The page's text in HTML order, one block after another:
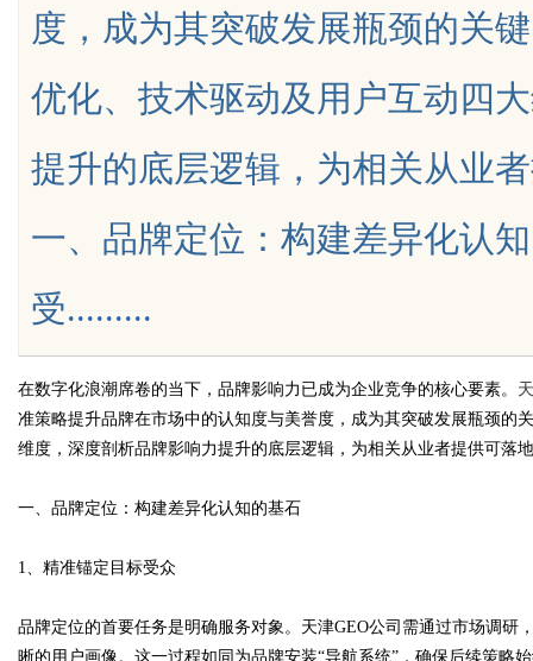
uz
Bo
度，成为其突破发展瓶颈的关
优化、技术驱动及用户互动四
提升的底层逻辑，为相关从业
一、品牌定位：构建差异化认
受.........
在数字化浪潮席卷的当下，品牌影响力已成为企业竞争的核心要素。
准策略提升品牌在市场中的认知度与美誉度，成为其突破发展瓶颈的
维度，深度剖析品牌影响力提升的底层逻辑，为相关从业者提供可落
一、品牌定位：构建差异化认知的基石
1、精准锚定目标受众
品牌定位的首要任务是明确服务对象。天津GEO公司需通过市场调
晰的用户画像。这一过程如同为品牌安装“导航系统”，确保后续策略